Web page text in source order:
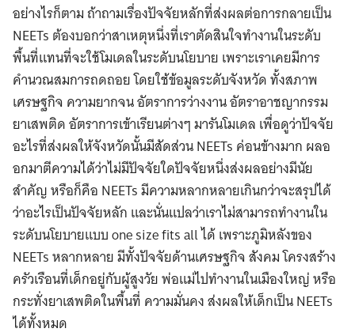
อย่างไรก็ตาม ถ้าถามเรื่องปัจจัยหลักที่ส่งผลต่อการกลายเป็น
NEETs ต้องบอกว่าสาเหตุหนึ่งที่เราตัดสินใจทำงานในระดับ
พื้นที่แทนที่จะใช้โมเดลในระดับนโยบาย เพราะเราเคยมีการ
คำนวณสมการถดถอย โดยใช้ข้อมูลระดับจังหวัด ทั้งสภาพ
เศรษฐกิจ ความยากจน อัตราการว่างงาน อัตราอาชญากรรม
ยาเสพติด อัตราการเข้าเรียนต่างๆ มารันโมเดล เพื่อดูว่าปัจจัย
อะไรที่ส่งผลให้จังหวัดนั้นมีสัดส่วน NEETs ค่อนข้างมาก ผลอ
อกมาตีความได้ว่าไม่มีปัจจัยใดปัจจัยหนึ่งส่งผลอย่างมีนัย
สำคัญ หรือก็คือ NEETs มีความหลากหลายเกินกว่าจะสรุปได้
ว่าอะไรเป็นปัจจัยหลัก และนั่นแปลว่าเราไม่สามารถทำงานใน
ระดับนโยบายแบบ one size fits all ได้ เพราะภูมิหลังของ
NEETs หลากหลาย มีทั้งปัจจัยด้านเศรษฐกิจ สังคม โครงสร้าง
ครัวเรือนที่เด็กอยู่กับผู้สูงวัย พ่อแม่ไปทำงานในเมืองใหญ่ หรือ
กระทั่งยาเสพติดในพื้นที่ ความมั่นคง ส่งผลให้เด็กเป็น NEETs
ได้ทั้งหมด